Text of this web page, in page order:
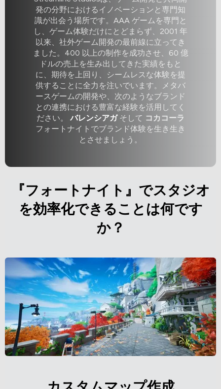
発の分野におけるイノベーションと専門知
識が出会う場所です。AAA ゲームを専門と
し、ゲーム体験だけにとどまらず、2001 年
以来、社外ゲーム開発の最前線に立ってき
ました。400 以上の制作を成功させ、60 億
ドルの売上を生み出してきた実績をもと
に、期待を上回り、シームレスな体験を提
供することに全力を注いでいます。メタバ
ースゲームの開発や、次のようなブランド
との連携における豊富な経験を活用してく
ださい。 バレンシアガそして コカコーラ
フォートナイトでブランド体験を生き生き
とさせましょう。
『フォートナイト』でスタジオ
を効率化できることは何です
か？
カスタムマップ作成